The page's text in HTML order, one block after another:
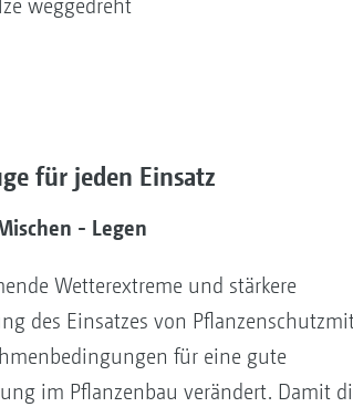
weggedreht
für jeden Einsatz
- Legen
Wetterextreme und stärkere
des Einsatzes von
für eine gute
im Pflanzenbau verändert. Damit